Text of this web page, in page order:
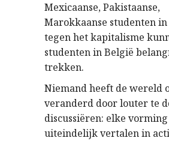
Mexicaanse, Pakistaanse,
Marokkaanse studenten
tegen het kapitalisme
studenten in België
trekken.
Niemand heeft de wereld
veranderd door louter te
discussiëren: elke
uiteindelijk vertalen in